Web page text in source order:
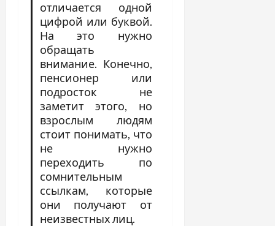
отличается одной
цифрой или буквой.
На это нужно
обращать
внимание. Конечно,
пенсионер или
подросток не
заметит этого, но
взрослым людям
стоит понимать, что
не нужно
переходить по
сомнительным
ссылкам, которые
они получают от
неизвестных лиц.